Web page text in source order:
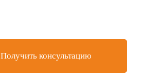
Получить консультацию